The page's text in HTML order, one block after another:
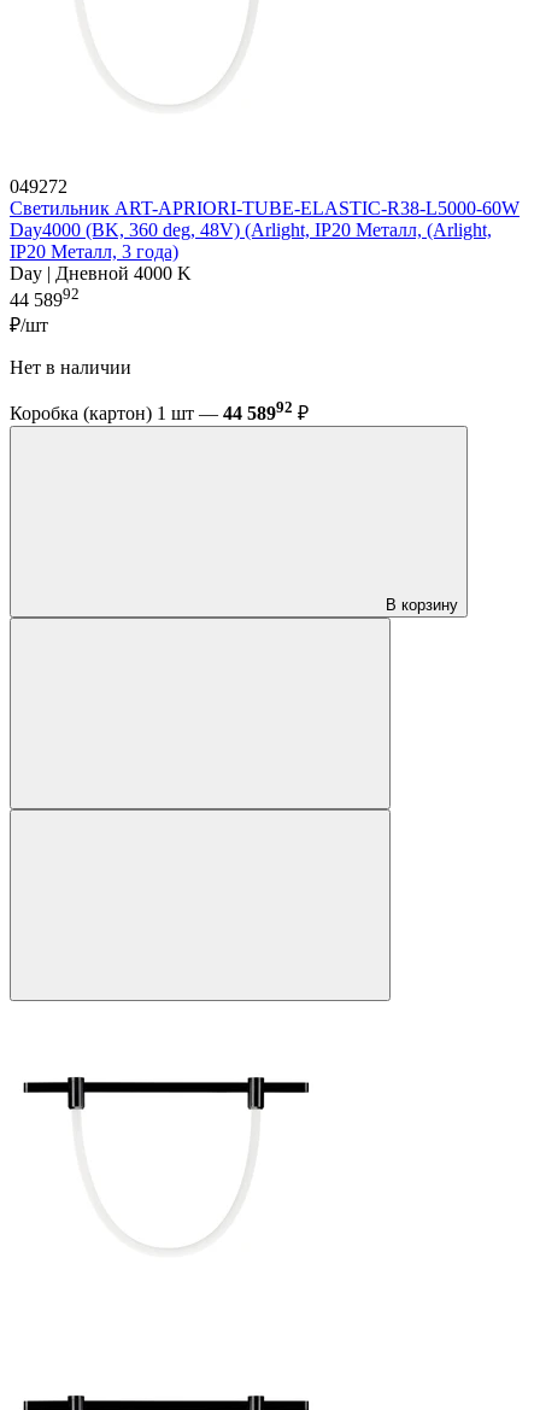
049272
Светильник ART-APRIORI-TUBE-ELASTIC-R38-L5000-60W
Day4000 (BK, 360 deg, 48V) (Arlight, IP20 Металл, (Arlight,
IP20 Металл, 3 года)
Day | Дневной 4000 K
44 58992
₽/шт
Нет в наличии
Коробка (картон) 1 шт — 44 58992 ₽
В корзину